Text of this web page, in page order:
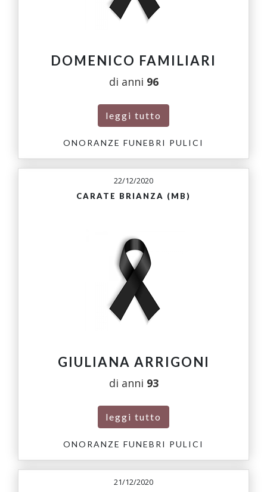
DOMENICO FAMILIARI
di anni 96
leggi tutto
ONORANZE FUNEBRI PULICI
22/12/2020
CARATE BRIANZA (MB)
GIULIANA ARRIGONI
di anni 93
leggi tutto
ONORANZE FUNEBRI PULICI
21/12/2020